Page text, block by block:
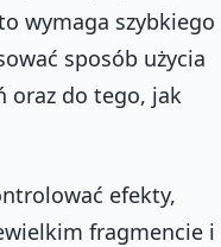
wymaga szybkiego
sposób użycia
oraz do tego, jak
efekty,
fragmencie i